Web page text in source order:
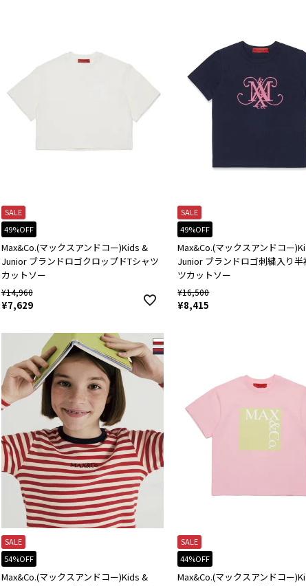
SALE
49%OFF
Max&Co.(マックスアンドコー)Kids &
Junior ブランドロゴクロップドTシャツ
カットソー
¥14,960
¥7,629
SALE
49%OFF
Max&Co.(マックスアンドコー
Junior ブランドロゴ刺繍入り半
ツカットソー
¥16,500
¥8,415
SALE
54%OFF
Max&Co.(マックスアンドコー)Kids &
SALE
44%OFF
Max&Co.(マックスアンドコー